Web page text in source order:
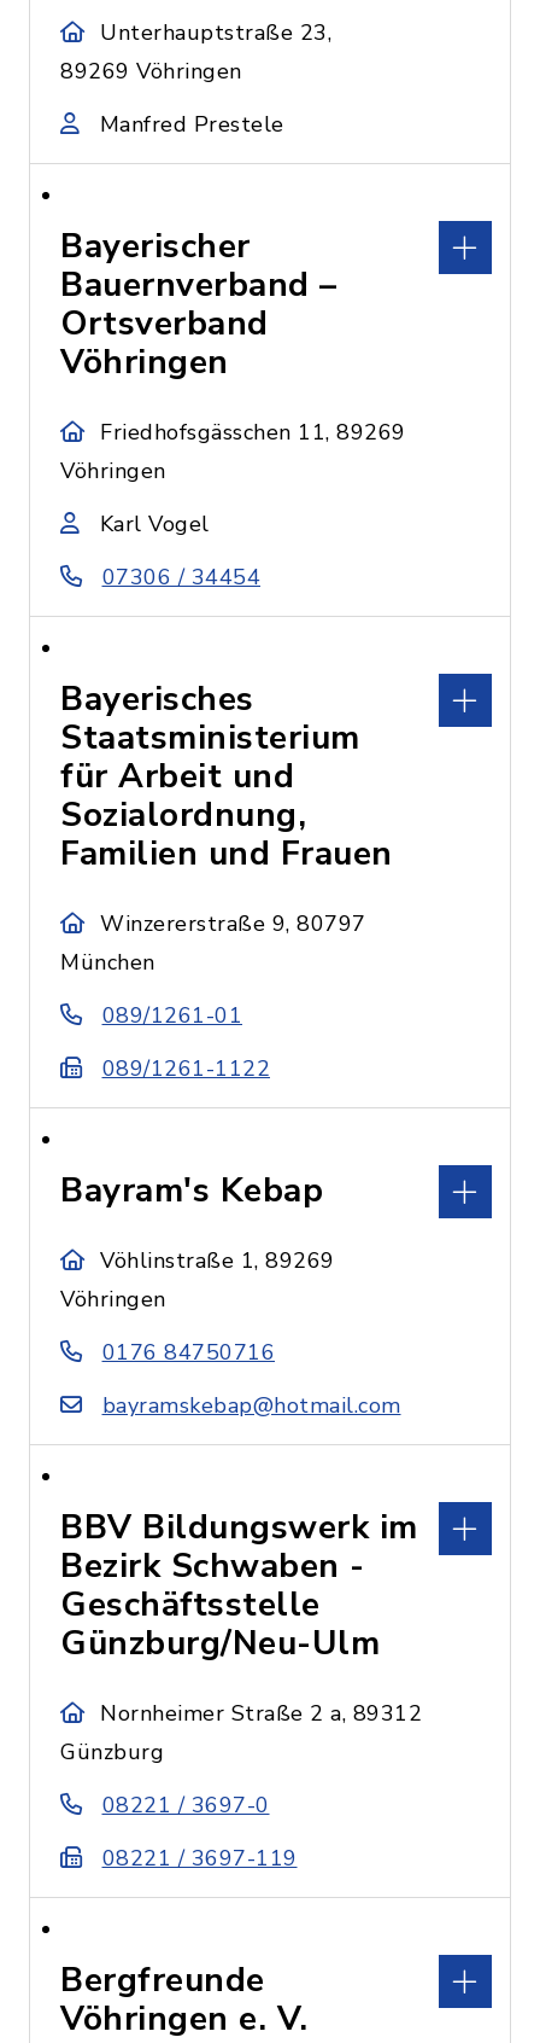
Unterhauptstraße 23,
89269 Vöhringen
Manfred Prestele
Bayerischer
Bauernverband –
Ortsverband
Vöhringen
Friedhofsgässchen 11, 89269
Vöhringen
Karl Vogel
07306 / 34454
Bayerisches
Staatsministerium
für Arbeit und
Sozialordnung,
Familien und Frauen
Winzererstraße 9, 80797
München
089/1261-01
089/1261-1122
Bayram's Kebap
Vöhlinstraße 1, 89269
Vöhringen
0176 84750716
bayramskebap@hotmail.com
BBV Bildungswerk im
Bezirk Schwaben -
Geschäftsstelle
Günzburg/Neu-Ulm
Nornheimer Straße 2 a, 89312
Günzburg
08221 / 3697-0
08221 / 3697-119
Bergfreunde
Vöhringen e. V.